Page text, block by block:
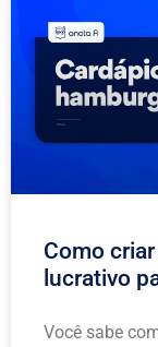
Como
lucrativo
Você sabe